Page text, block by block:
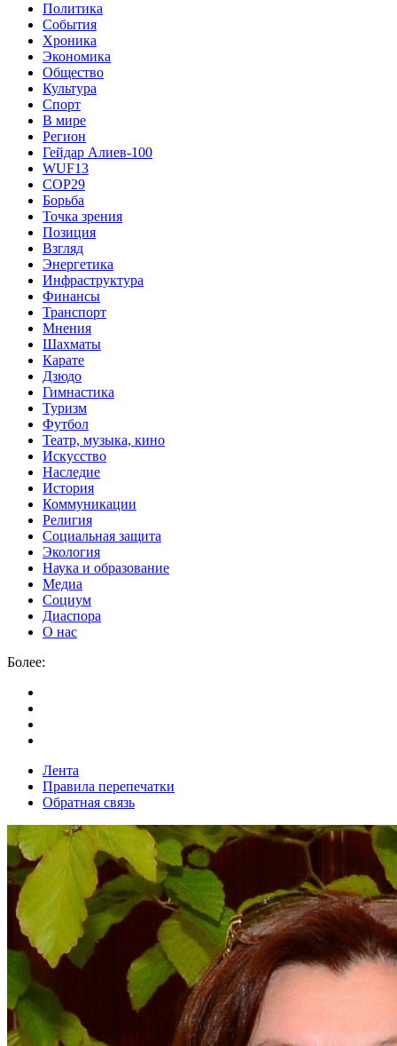
Политика
События
Хроника
Экономика
Общество
Культура
Спорт
В мире
Регион
Гейдар Алиев-100
WUF13
COP29
Борьба
Точка зрения
Позиция
Взгляд
Энергетика
Инфраструктура
Финансы
Транспорт
Мнения
Шахматы
Карате
Дзюдо
Гимнастика
Туризм
Футбол
Театр, музыка, кино
Искусство
Наследие
История
Коммуникации
Религия
Социальная защита
Экология
Наука и образование
Медиа
Социум
Диаспора
О нас
Более:
Лента
Правила перепечатки
Обратная связь